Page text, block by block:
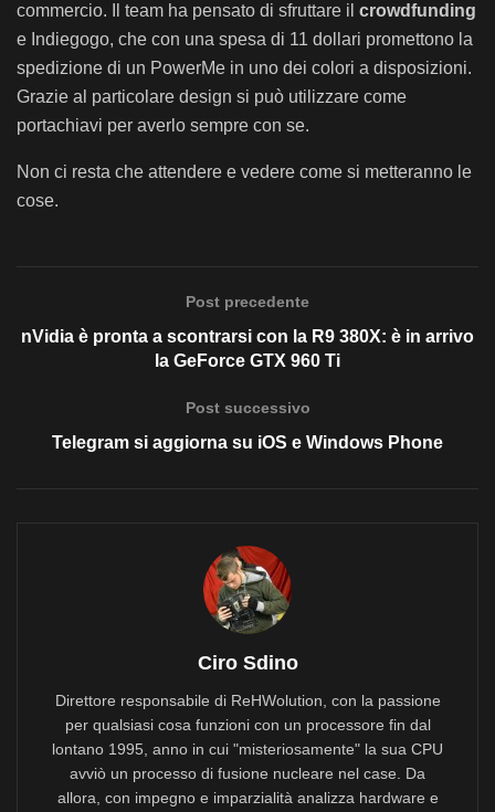
commercio. Il team ha pensato di sfruttare il crowdfunding
e Indiegogo, che con una spesa di 11 dollari promettono la
spedizione di un PowerMe in uno dei colori a disposizioni.
Grazie al particolare design si può utilizzare come
portachiavi per averlo sempre con se.
Non ci resta che attendere e vedere come si metteranno le
cose.
Post precedente
nVidia è pronta a scontrarsi con la R9 380X: è in arrivo
la GeForce GTX 960 Ti
Post successivo
Telegram si aggiorna su iOS e Windows Phone
Ciro Sdino
Direttore responsabile di ReHWolution, con la passione
per qualsiasi cosa funzioni con un processore fin dal
lontano 1995, anno in cui "misteriosamente" la sua CPU
avviò un processo di fusione nucleare nel case. Da
allora, con impegno e imparzialità analizza hardware e